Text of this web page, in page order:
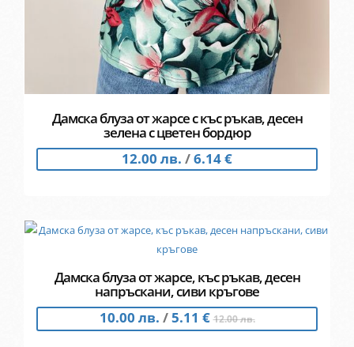
Дамска блуза от жарсе с къс ръкав, десен
зелена с цветен бордюр
12.00 лв. /6.14 €
Дамска блуза от жарсе, къс ръкав, десен
напръскани, сиви кръгове
10.00 лв. /5.11 €12.00 лв.